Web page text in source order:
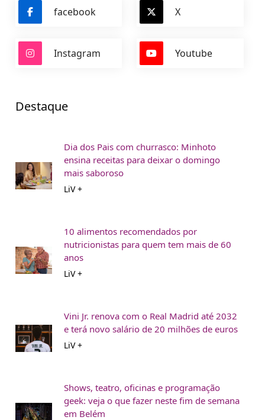
facebook X
Instagram Youtube
Destaque
Dia dos Pais com churrasco: Minhoto
ensina receitas para deixar o domingo
mais saboroso
LiV +
10 alimentos recomendados por
nutricionistas para quem tem mais de 60
anos
LiV +
Vini Jr. renova com o Real Madrid até 2032
e terá novo salário de 20 milhões de euros
LiV +
Shows, teatro, oficinas e programação
geek: veja o que fazer neste fim de semana
em Belém